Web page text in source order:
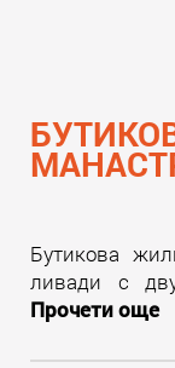
Бутикова
ливади с
Прочети още